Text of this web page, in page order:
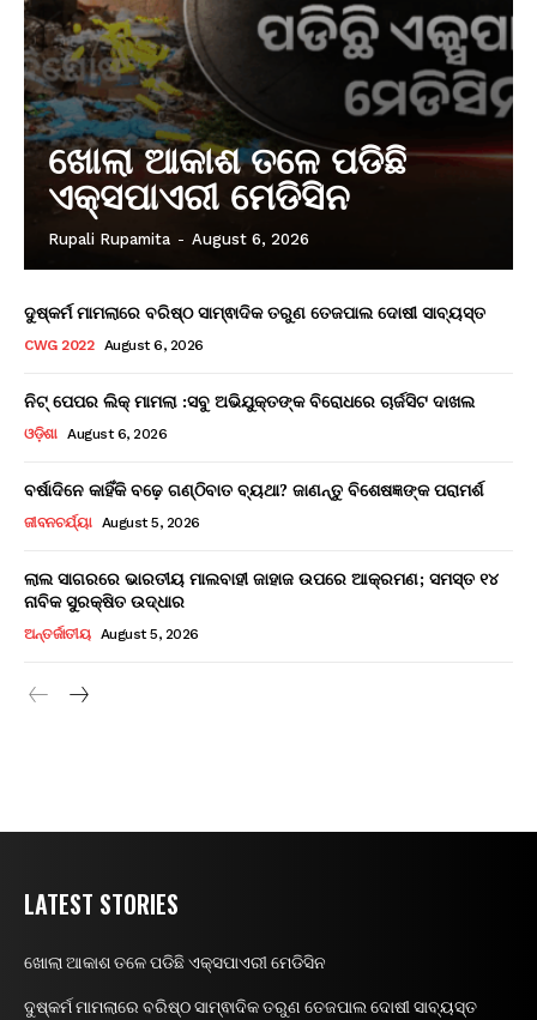
ଖୋଲା ଆକାଶ ତଳେ ପଡିଛି
ଏକ୍ସପାଏରୀ ମେଡିସିନ
Rupali Rupamita - August 6, 2026
ଦୁଷ୍କର୍ମ ମାମଲାରେ ବରିଷ୍ଠ ସାମ୍ଵାଦିକ ତରୁଣ ତେଜପାଲ ଦୋଷୀ ସାବ୍ୟସ୍ତ
CWG 2022 August 6, 2026
ନିଟ୍ ପେପର ଲିକ୍ ମାମଲା :ସବୁ ଅଭିଯୁକ୍ତଙ୍କ ବିରୋଧରେ ଚାର୍ଜସିଟ ଦାଖଲ
ଓଡ଼ିଶା August 6, 2026
ବର୍ଷାଦିନେ କାହିଁକି ବଢ଼େ ଗଣ୍ଠିବାତ ବ୍ୟଥା? ଜାଣନ୍ତୁ ବିଶେଷଜ୍ଞଙ୍କ ପରାମର୍ଶ
ଜୀବନଚର୍ଯ୍ୟା August 5, 2026
ଲାଲ ସାଗରରେ ଭାରତୀୟ ମାଲବାହୀ ଜାହାଜ ଉପରେ ଆକ୍ରମଣ; ସମସ୍ତ ୧୪
ନାବିକ ସୁରକ୍ଷିତ ଉଦ୍ଧାର
ଅନ୍ତର୍ଜାତୀୟ August 5, 2026
LATEST STORIES
ଖୋଲା ଆକାଶ ତଳେ ପଡିଛି ଏକ୍ସପାଏରୀ ମେଡିସିନ
ଦୁଷ୍କର୍ମ ମାମଲାରେ ବରିଷ୍ଠ ସାମ୍ଵାଦିକ ତରୁଣ ତେଜପାଲ ଦୋଷୀ ସାବ୍ୟସ୍ତ